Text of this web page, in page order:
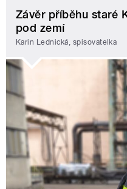
Závěr příběhu staré
pod zemí
Karin Lednická, spisovatelka